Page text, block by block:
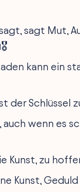
sagt Mut,
kann ein
der Schlüssel
wenn es
Kunst, zu
Kunst,